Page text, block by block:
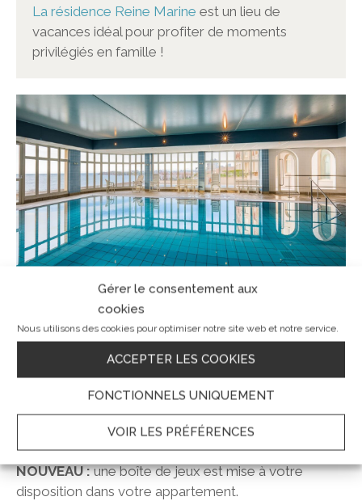
Gérer le consentement aux
cookies
Nous utilisons des cookies pour optimiser notre site web et notre service.
ACCEPTER LES COOKIES
FONCTIONNELS UNIQUEMENT
VOIR LES PRÉFÉRENCES
La résidence Reine Marine est un lieu de
vacances idéal pour profiter de moments
privilégiés en famille !
Appartements familiaux
Les appartements de la Reine Marinesont très
fonctionnels et peuvent accueillirjusqu’à 6
et pour les familles avec des jeunes
enfants, la résidence met à disposition dumatériel
sur demande.
NOUVEAU :une boîte de jeux est mise à votre
disposition dans votre appartement.